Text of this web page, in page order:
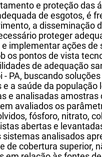
e proteção das
de esgotos, é
a disseminação
proteger
implementar ações de
os pontos de vista
de adequação
PA, buscando
a saúde da população
e analisadas
avaliados os
fósforo, nitrato,
abertas e
analisados
de cobertura superior,